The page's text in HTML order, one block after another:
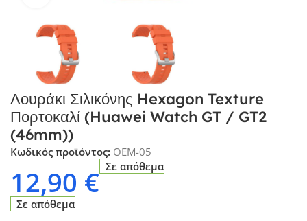
Λουράκι Σιλικόνης Hexagon Texture
Πορτοκαλί (Huawei Watch GT / GT2
(46mm))
Κωδικός προϊόντος: OEM-05
12,90 € Σε απόθεμα
Σε απόθεμα